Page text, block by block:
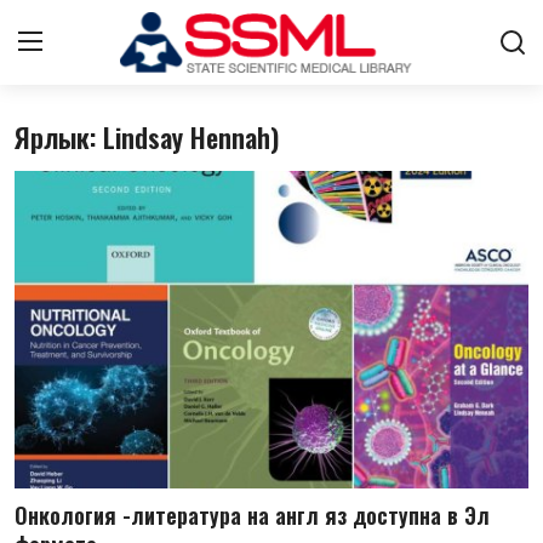
Авторизоваться регистр
Архив журналов Узбекистана
Контакты
Стратегический план развития
Лента
ГНМБ
Ярлык: Lindsay Hennah)
Онкология -литература на англ яз доступна в Эл